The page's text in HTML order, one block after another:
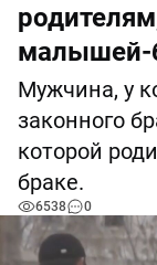
малышей-
Мужчина, у
законного
которой
браке.
6538 0